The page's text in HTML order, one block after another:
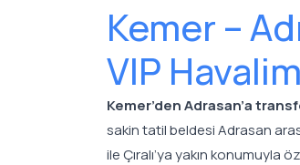
Kemer –
VIP
Kemer’den Adrasan’a
sakin tatil beldesi Adrasan
ile Çıralı’ya yakın